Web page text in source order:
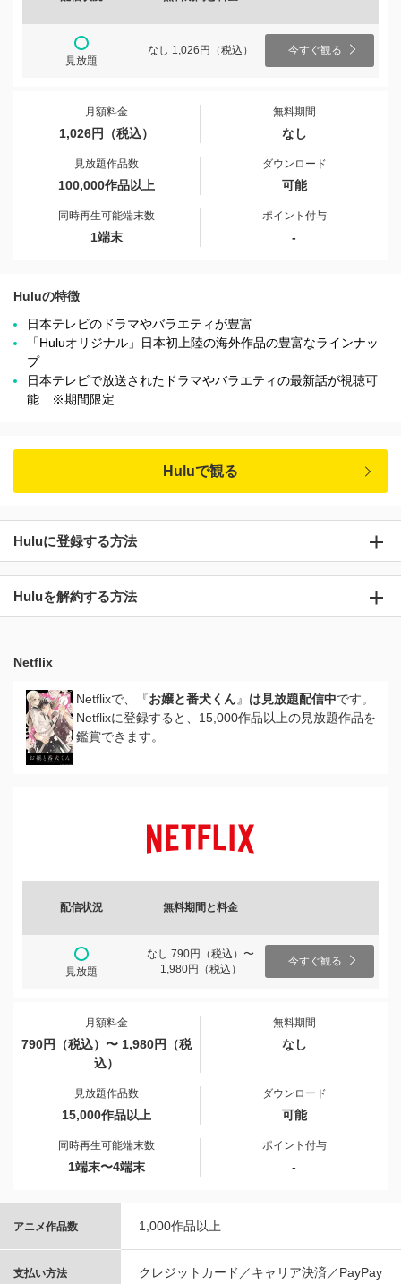
見放題
なし 1,026円（税込） 今すぐ観る
月額料金
1,026円（税込）
無料期間
なし
見放題作品数
100,000作品以上
ダウンロード
可能
同時再生可能端末数
1端末
ポイント付与
-
Huluの特徴
日本テレビのドラマやバラエティが豊富
「Huluオリジナル」日本初上陸の海外作品の豊富なラインナッ
プ
日本テレビで放送されたドラマやバラエティの最新話が視聴可
能 ※期間限定
Huluで観る
Huluに登録する方法
Huluを解約する方法
Netflix
Netflixで、『お嬢と番犬くん』 は見放題配信中です。
Netflixに登録すると、15,000作品以上の見放題作品を
鑑賞できます。
配信状況 無料期間と料金
見放題
なし 790円（税込）〜
1,980円（税込）
今すぐ観る
月額料金
790円（税込）〜 1,980円（税
込）
無料期間
なし
見放題作品数
15,000作品以上
ダウンロード
可能
同時再生可能端末数
1端末〜4端末
ポイント付与
-
アニメ作品数 1,000作品以上
支払い方法
クレジットカード／キャリア決済／PayPay